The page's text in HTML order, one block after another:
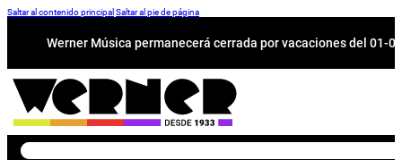
Saltar al contenido principal Saltar al pie de página
Werner Música permanecerá cerrada por vacaciones del 01-
Buscar